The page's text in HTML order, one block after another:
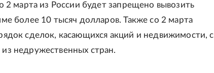
2 марта из России будет запрещено вывозить
более 10 тысяч долларов. Также со 2 марта
сделок, касающихся акций и недвижимости, с
недружественных стран.